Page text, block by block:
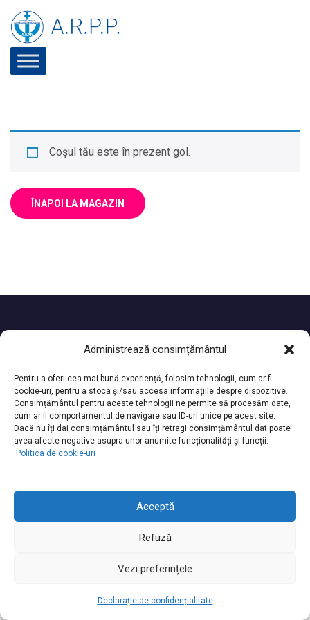
Administrează consimțământul
Pentru a oferi cea mai bună experiență, folosim tehnologii, cum ar fi
cookie-uri, pentru a stoca și/sau accesa informațiile despre dispozitive.
Consimțământul pentru aceste tehnologii ne permite să procesăm date,
cum ar fi comportamentul de navigare sau ID-uri unice pe acest site.
Dacă nu îți dai consimțământul sau îți retragi consimțământul dat poate
avea afecte negative asupra unor anumite funcționalități și funcții.
Politica de cookie-uri
Acceptă
Refuză
Vezi preferințele
Declarație de confidențialitate
Coșul tău este în prezent gol.
ÎNAPOI LA MAGAZIN
© 2026 Media Med Digital